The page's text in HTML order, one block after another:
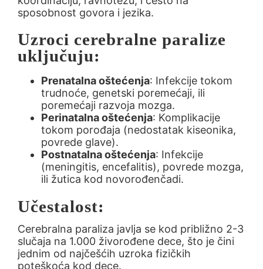
sposobnost govora i jezika.
Uzroci cerebralne paralize
uključuju:
Prenatalna oštećenja: Infekcije tokom
trudnoće, genetski poremećaji, ili
poremećaji razvoja mozga.
Perinatalna oštećenja: Komplikacije
tokom porođaja (nedostatak kiseonika,
povrede glave).
Postnatalna oštećenja: Infekcije
(meningitis, encefalitis), povrede mozga,
ili žutica kod novorođenčadi.
Učestalost:
Cerebralna paraliza javlja se kod približno 2-3
slučaja na 1.000 živorođene dece, što je čini
jednim od najčešćih uzroka fizičkih
poteškoća kod dece.